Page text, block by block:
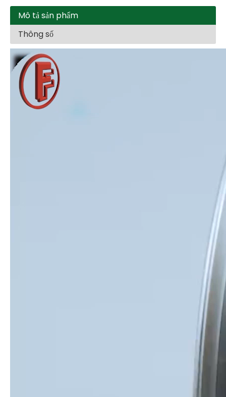
Mô tả sản phẩm
Thông số